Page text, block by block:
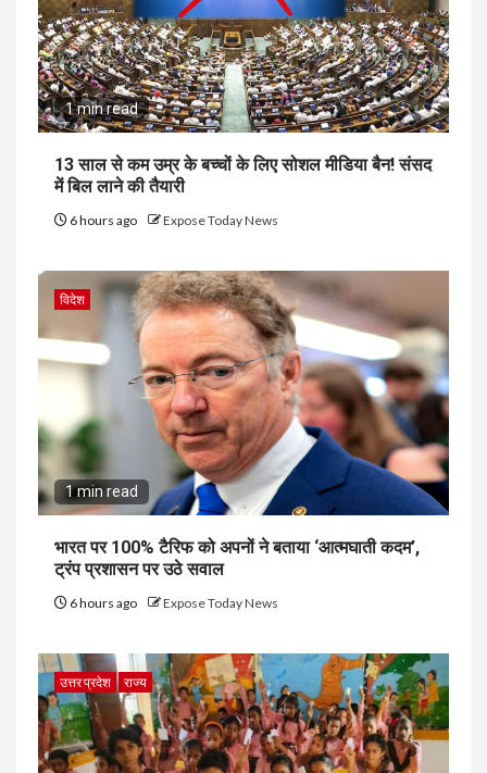
1 min read
13 साल से कम उम्र के बच्चों के लिए सोशल मीडिया बैन! संसद
में बिल लाने की तैयारी
6 hours ago Expose Today News
विदेश
1 min read
भारत पर 100% टैरिफ को अपनों ने बताया ‘आत्मघाती कदम’,
ट्रंप प्रशासन पर उठे सवाल
6 hours ago Expose Today News
उत्तर प्रदेश राज्य